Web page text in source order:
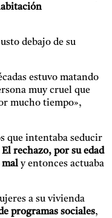
debajo de su
estuvo matando
muy cruel que
mucho tiempo»,
que intentaba seducir
El rechazo, por su edad
maly entonces actuaba
a su vivienda
programas sociales,